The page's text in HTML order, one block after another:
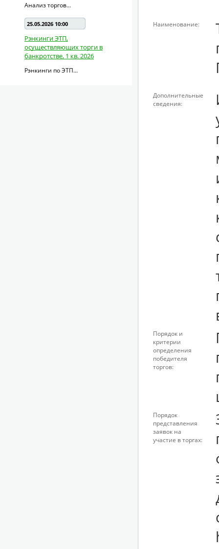
Анализ торгов...
25.05.2026 10:00
Рэнкинги ЭТП,
осуществляющих торги в
банкротстве, 1 кв. 2026
Рэнкинги по ЭТП...
Наименование:
Дополнительные
сведения:
у
Порядок и
критерии
определения
победителя
торгов:
Порядок
представления
заявок на
участие в торгах: